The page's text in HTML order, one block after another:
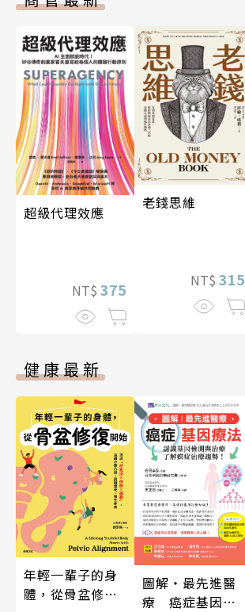
超級代理效應
NT$ 375
老錢思維
NT$ 315
健康最新
年輕一輩子的身
體，從骨盆修復
圖解‧最先進醫
療 癌症基因療